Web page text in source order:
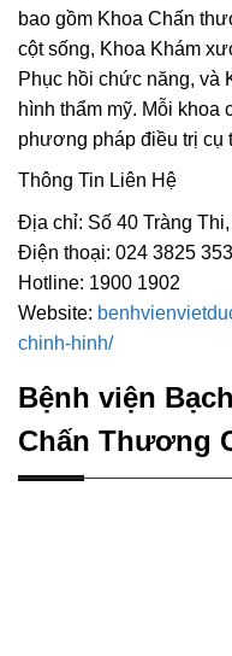
bao gồm Khoa Chấn
cột sống, Khoa Khám
Phục hồi chức năng, và
hình thẩm mỹ. Mỗi khoa
phương pháp điều trị cụ
Thông Tin Liên Hệ
Địa chỉ: Số 40 Tràng
Điện thoại: 024 3825
Hotline: 1900 1902
Website:
chinh-hinh/
Bệnh viện
Chấn Thương